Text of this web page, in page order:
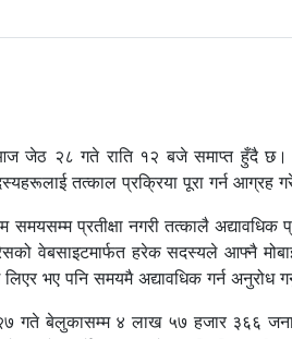
जेठ २८ गते राति १२ बजे समाप्त हुँदै छ।
तत्काल प्रक्रिया पूरा गर्न आग्रह
प्रतीक्षा नगरी तत्कालै
वेबसाइटमार्फत हरेक सदस्यले आफ्नै
भए पनि समयमै अद्यावधिक गर्न अनुरोध
गते बेलुकासम्म ४ लाख ५७ हजार ३६६